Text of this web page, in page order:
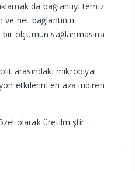
da bağlantıyı temiz
ve net bağlantının
bir ölçümün sağlanmasına
arasındaki mikrobiyal
etkilerini en aza indiren
olarak üretilmiştir